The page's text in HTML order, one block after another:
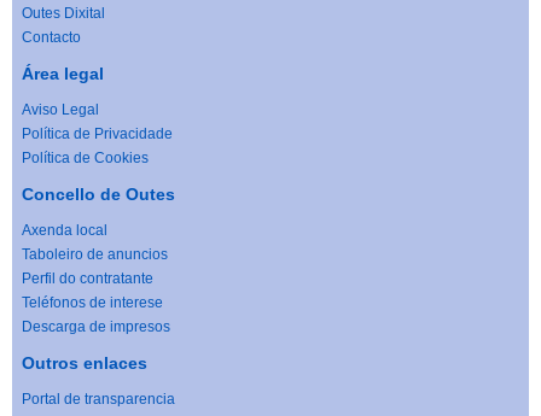
Outes Dixital
Contacto
Área legal
Aviso Legal
Política de Privacidade
Política de Cookies
Concello de Outes
Axenda local
Taboleiro de anuncios
Perfil do contratante
Teléfonos de interese
Descarga de impresos
Outros enlaces
Portal de transparencia